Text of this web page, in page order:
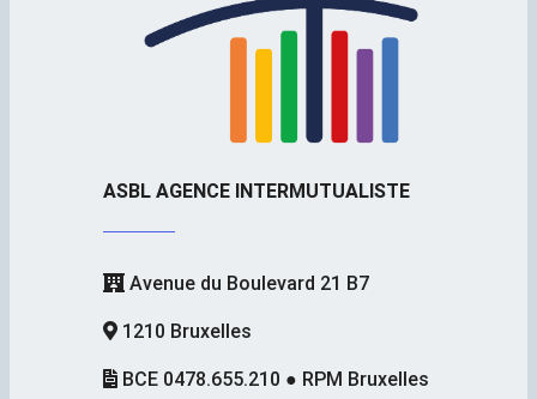
ASBL AGENCE INTERMUTUALISTE
Avenue du Boulevard 21 B7
1210 Bruxelles
BCE 0478.655.210 ● RPM Bruxelles